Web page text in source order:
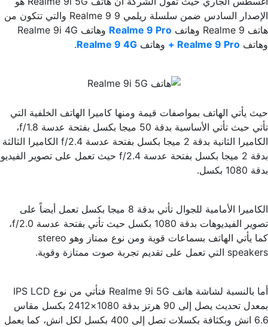
الإصدار السادس ضمن سلسلة ريلمي 9 Realme 9 والتي تتكون من
هاتف Realme 9 وهاتف
Realme 9 Pro
وهاتف Realme 9i 4G
وهاتف Realme 9 Pro + وهاتف Realme 9 4G
.
حيث يأتي الهاتف بمواصفات قيمة ومنها كاميرا الهاتف الخلفية التي
تأتي حيث تأتي الأساسية بدقة 50 ميجا بكسل بفتحة عدسة f/1.8،
الكاميرا الثانية بدقة 2 ميجا بكسل بفتحة عدسة f/2.4 الكاميرا الثالثة
بدقة 2 ميجا بكسل بفتحة عدسة f/2.4 حيث تعمل على تصوير الفيديو
بدقة 1080 بكسل.
الكاميرا الأمامية للجوال تأتي بدقة 8 ميجا بكسل تعمل أيضاً على
تصوير الفيديوهات بدقة 1080 بكسل حيث تأتي بفتحة عدسة f/2.0،
كما يأتي الهاتف بسماعات قوية ومن نوع ممتاز وهو stereo
speakers التي تعمل على تقديم تجربة صوت ممتازة وقوية.
أما بالنسبة لشاشة هاتف Realme 9i 5G فتأتي من نوع IPS LCD
بمعدل تحديث يصل إلى 90 هرتز بدقة 1080×2412 بكسل مقاس
6.6 انش وبكثافة بكسلات تصل إلى 400 بكسل لكل انش، كما يعمل